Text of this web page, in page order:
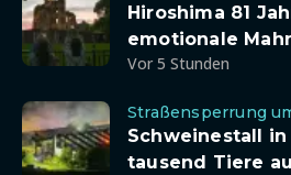
Hiroshima 81
emotionale
Vor 5 Stunden
Straßensperrung
Schweinestall in
tausend Tiere